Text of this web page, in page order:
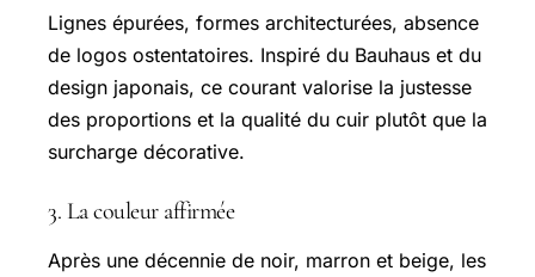
Lignes épurées, formes architecturées, absence
de logos ostentatoires. Inspiré du Bauhaus et du
design japonais, ce courant valorise la justesse
des proportions et la qualité du cuir plutôt que la
surcharge décorative.
3. La couleur affirmée
Après une décennie de noir, marron et beige, les